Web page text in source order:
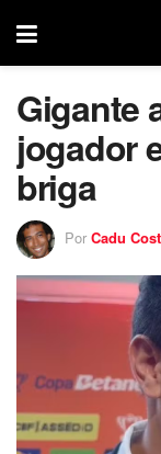
Gigante
jogador
briga
Por Cadu